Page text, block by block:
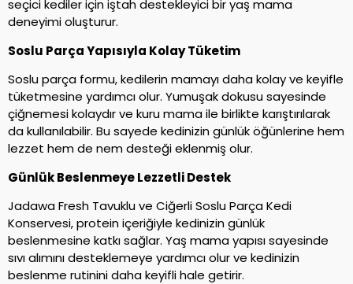
seçici kediler için iştah destekleyici bir yaş mama
deneyimi oluşturur.
Soslu Parça Yapısıyla Kolay Tüketim
Soslu parça formu, kedilerin mamayı daha kolay ve keyifle
tüketmesine yardımcı olur. Yumuşak dokusu sayesinde
çiğnemesi kolaydır ve kuru mama ile birlikte karıştırılarak
da kullanılabilir. Bu sayede kedinizin günlük öğünlerine hem
lezzet hem de nem desteği eklenmiş olur.
Günlük Beslenmeye Lezzetli Destek
Jadawa Fresh Tavuklu ve Ciğerli Soslu Parça Kedi
Konservesi, protein içeriğiyle kedinizin günlük
beslenmesine katkı sağlar. Yaş mama yapısı sayesinde
sıvı alımını desteklemeye yardımcı olur ve kedinizin
beslenme rutinini daha keyifli hale getirir.